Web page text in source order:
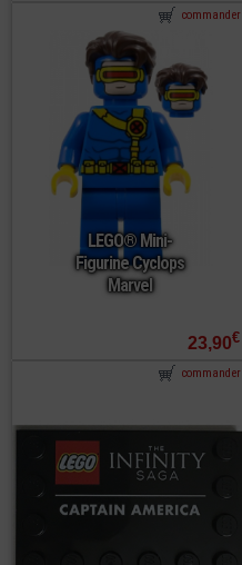
LEGO® Mini-
Figurine Cyclops
Marvel
23,90€
commander
commander